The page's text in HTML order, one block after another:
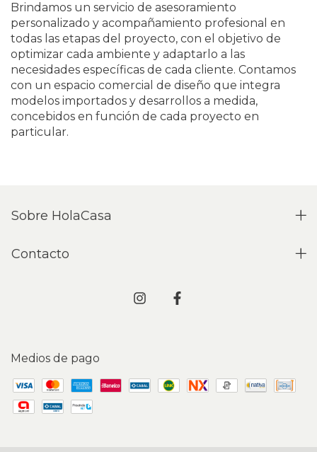
Brindamos un servicio de asesoramiento
personalizado y acompañamiento profesional en
todas las etapas del proyecto, con el objetivo de
optimizar cada ambiente y adaptarlo a las
necesidades específicas de cada cliente. Contamos
con un espacio comercial de diseño que integra
modelos importados y desarrollos a medida,
concebidos en función de cada proyecto en
particular.
Sobre HolaCasa
Contacto
Medios de pago